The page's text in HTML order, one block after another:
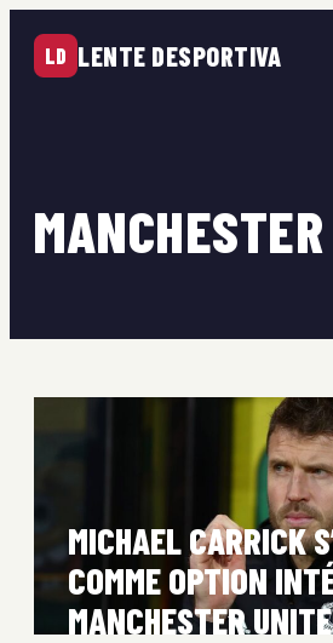
LD LENTE DESPORTIVA
MICHAEL CARRICK
COMME OPTION
MANCHESTER